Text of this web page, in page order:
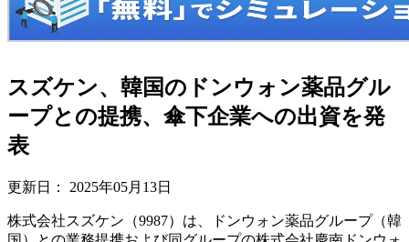
スズケン、韓国のドンウォン薬品グル
ープとの提携、傘下企業への出資を発
表
更新日： 2025年05月13日
株式会社スズケン（9987）は、ドンウォン薬品グループ（韓